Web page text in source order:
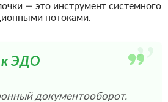
— это инструмент системного
потоками.
”
к ЭДО
документооборот.